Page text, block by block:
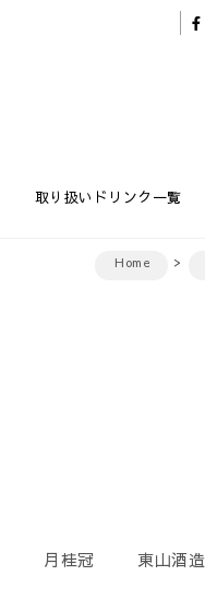
取り扱いドリンク一覧
Home
月桂冠
東山酒造